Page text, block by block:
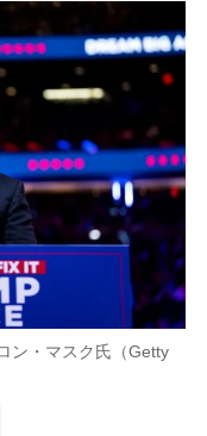
ン・マスク氏（Getty